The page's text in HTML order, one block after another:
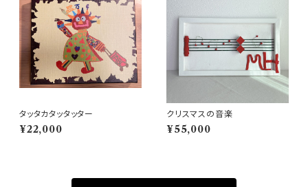
タッタカタッタッター
¥22,000
クリスマスの音楽
¥55,000